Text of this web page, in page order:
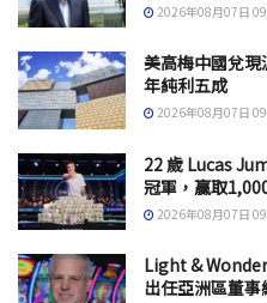
2026年08月07日
美高梅中國兌
年純利五成
2026年08月07日
22 歲 Lucas
冠軍，贏取
2026年08月07日
Light &
出任亞洲區董事